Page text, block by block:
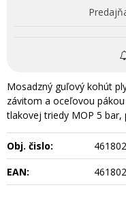
Mosadzný guľový kohút
závitom a oceľovou
tlakovej triedy MOP 5 bar,
Obj. čislo:
EAN: